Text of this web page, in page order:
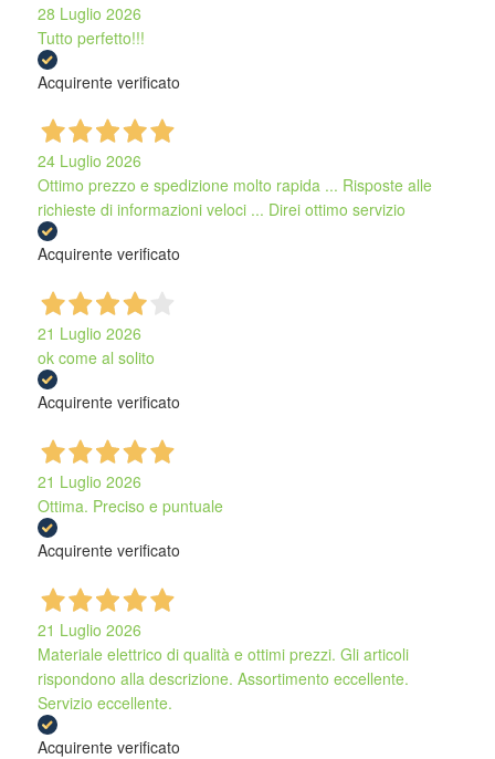
28 Luglio 2026
Tutto perfetto!!!
Acquirente verificato
24 Luglio 2026
Ottimo prezzo e spedizione molto rapida ... Risposte alle
richieste di informazioni veloci ... Direi ottimo servizio
Acquirente verificato
21 Luglio 2026
ok come al solito
Acquirente verificato
21 Luglio 2026
Ottima. Preciso e puntuale
Acquirente verificato
21 Luglio 2026
Materiale elettrico di qualità e ottimi prezzi. Gli articoli
rispondono alla descrizione. Assortimento eccellente.
Servizio eccellente.
Acquirente verificato